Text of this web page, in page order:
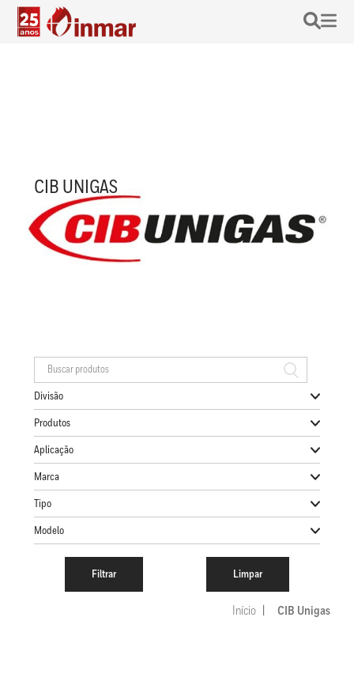
CIB UNIGAS
Divisão
Produtos
Aplicação
Marca
Tipo
Modelo
Início CIB Unigas